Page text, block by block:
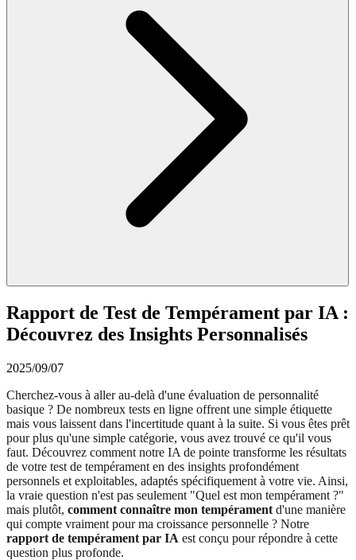
Rapport de Test de Tempérament par IA :
Découvrez des Insights Personnalisés
2025/09/07
Cherchez-vous à aller au-delà d'une évaluation de personnalité
basique ? De nombreux tests en ligne offrent une simple étiquette
mais vous laissent dans l'incertitude quant à la suite. Si vous êtes prêt
pour plus qu'une simple catégorie, vous avez trouvé ce qu'il vous
faut. Découvrez comment notre IA de pointe transforme les résultats
de votre test de tempérament en des insights profondément
personnels et exploitables, adaptés spécifiquement à votre vie. Ainsi,
la vraie question n'est pas seulement "Quel est mon tempérament ?"
mais plutôt, comment connaître mon tempérament d'une manière
qui compte vraiment pour ma croissance personnelle ? Notre
rapport de tempérament par IA est conçu pour répondre à cette
question plus profonde.